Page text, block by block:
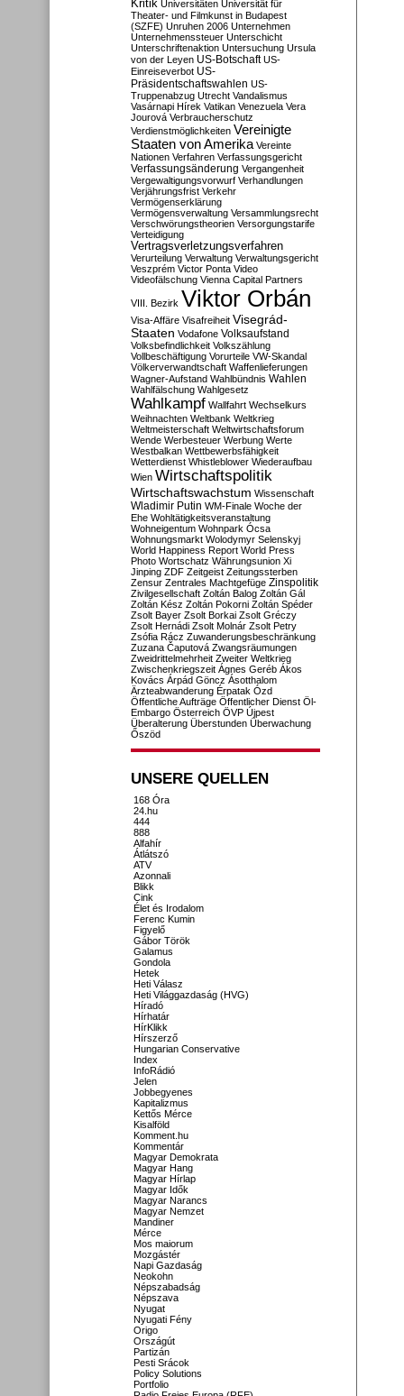
Kritik Universitäten Universität für
Theater- und Filmkunst in Budapest
(SZFE) Unruhen 2006 Unternehmen
Unternehmenssteuer Unterschicht
Unterschriftenaktion Untersuchung Ursula
von der Leyen US-Botschaft US-
Einreiseverbot US-
Präsidentschaftswahlen US-
Truppenabzug Utrecht Vandalismus
Vasárnapi Hírek Vatikan Venezuela Vera
Jourová Verbraucherschutz
Verdienstmöglichkeiten Vereinigte
Staaten von Amerika Vereinte
Nationen Verfahren Verfassungsgericht
Verfassungsänderung Vergangenheit
Vergewaltigungsvorwurf Verhandlungen
Verjährungsfrist Verkehr
Vermögenserklärung
Vermögensverwaltung Versammlungsrecht
Verschwörungstheorien Versorgungstarife
Verteidigung
Vertragsverletzungsverfahren
Verurteilung Verwaltung Verwaltungsgericht
Veszprém Victor Ponta Video
Videofälschung Vienna Capital Partners
VIII. Bezirk Viktor Orbán
Visa-Affäre Visafreiheit Visegrád-
Staaten Vodafone Volksaufstand
Volksbefindlichkeit Volkszählung
Vollbeschäftigung Vorurteile VW-Skandal
Völkerverwandtschaft Waffenlieferungen
Wagner-Aufstand Wahlbündnis Wahlen
Wahlfälschung Wahlgesetz
Wahlkampf Wallfahrt Wechselkurs
Weihnachten Weltbank Weltkrieg
Weltmeisterschaft Weltwirtschaftsforum
Wende Werbesteuer Werbung Werte
Westbalkan Wettbewerbsfähigkeit
Wetterdienst Whistleblower Wiederaufbau
Wien Wirtschaftspolitik
Wirtschaftswachstum Wissenschaft
Wladimir Putin WM-Finale Woche der
Ehe Wohltätigkeitsveranstaltung
Wohneigentum Wohnpark Ócsa
Wohnungsmarkt Wolodymyr Selenskyj
World Happiness Report World Press
Photo Wortschatz Währungsunion Xi
Jinping ZDF Zeitgeist Zeitungssterben
Zensur Zentrales Machtgefüge Zinspolitik
Zivilgesellschaft Zoltán Balog Zoltán Gál
Zoltán Kész Zoltán Pokorni Zoltán Spéder
Zsolt Bayer Zsolt Borkai Zsolt Gréczy
Zsolt Hernádi Zsolt Molnár Zsolt Petry
Zsófia Rácz Zuwanderungsbeschränkung
Zuzana Čaputová Zwangsräumungen
Zweidrittelmehrheit Zweiter Weltkrieg
Zwischenkriegszeit Ágnes Geréb Ákos
Kovács Árpád Göncz Ásotthalom
Ärzteabwanderung Érpatak Ózd
Öffentliche Aufträge Öffentlicher Dienst Öl-
Embargo Österreich ÖVP Újpest
Überalterung Überstunden Überwachung
Őszöd
UNSERE QUELLEN
168 Óra
24.hu
444
888
Alfahír
Átlátszó
ATV
Azonnali
Blikk
Cink
Élet és Irodalom
Ferenc Kumin
Figyelő
Gábor Török
Galamus
Gondola
Hetek
Heti Válasz
Heti Világgazdaság (HVG)
Híradó
Hírhatár
HírKlikk
Hírszerző
Hungarian Conservative
Index
InfoRádió
Jelen
Jobbegyenes
Kapitalizmus
Kettős Mérce
Kisalföld
Komment.hu
Kommentár
Magyar Demokrata
Magyar Hang
Magyar Hírlap
Magyar Idők
Magyar Narancs
Magyar Nemzet
Mandiner
Mérce
Mos maiorum
Mozgástér
Napi Gazdaság
Neokohn
Népszabadság
Népszava
Nyugat
Nyugati Fény
Origo
Országút
Partizán
Pesti Srácok
Policy Solutions
Portfolio